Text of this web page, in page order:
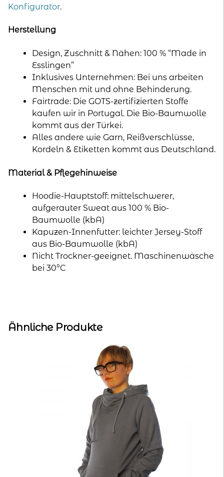
Konfigurator.
Herstellung
Design, Zuschnitt & Nähen: 100 % “Made in
Esslingen”
Inklusives Unternehmen: Bei uns arbeiten
Menschen mit und ohne Behinderung.
Fairtrade: Die GOTS-zertifizierten Stoffe
kaufen wir in Portugal. Die Bio-Baumwolle
kommt aus der Türkei.
Alles andere wie Garn, Reißverschlüsse,
Kordeln & Etiketten kommt aus Deutschland.
Material & Pflegehinweise
Hoodie-Hauptstoff: mittelschwerer,
aufgerauter Sweat aus 100 % Bio-
Baumwolle (kbA)
Kapuzen-Innenfutter: leichter Jersey-Stoff
aus Bio-Baumwolle (kbA)
Nicht Trockner-geeignet. Maschinenwäsche
bei 30°C
Ähnliche Produkte